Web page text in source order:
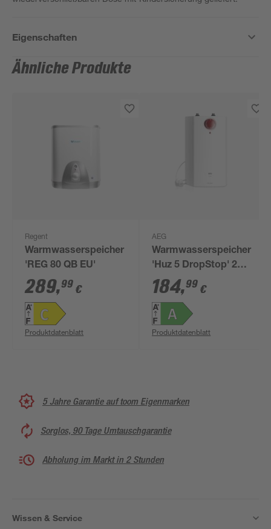
Eigenschaften
Ähnliche Produkte
Regent
Warmwasserspeicher
'REG 80 QB EU'
289,99 €
Produktdatenblatt
AEG
Warmwasserspeicher
'Huz 5 DropStop' 2
kW
184,99 €
Produktdatenblatt
5 Jahre Garantie auf toom Eigenmarken
Sorglos, 90 Tage Umtauschgarantie
Abholung im Markt in 2 Stunden
Wissen & Service